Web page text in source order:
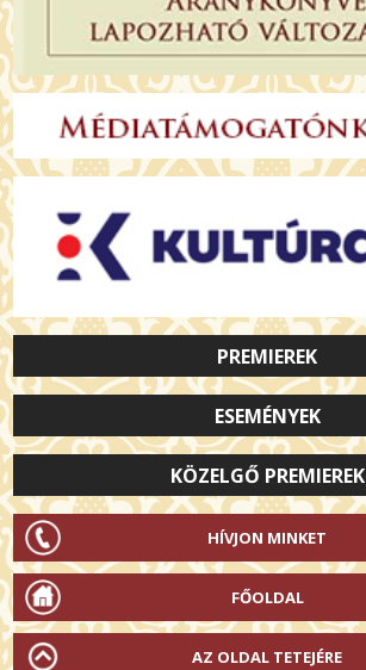
PREMIEREK
ESEMÉNYEK
KÖZELGŐ PREMIEREK
HÍVJON MINKET
FŐOLDAL
AZ OLDAL TETEJÉRE